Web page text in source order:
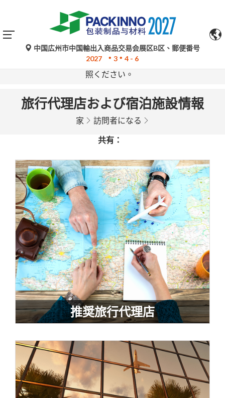
Google翻訳による自動翻訳は参考情報であり、不正確な
場合があります。ご不明な点がある場合は、原文をご参
照ください。
中国広州市中国輸出入商品交易会展区B区、郵便番号
2027
3 4 - 6
旅行代理店および宿泊施設情報
家 訪問者になる
共有：
推奨旅行代理店